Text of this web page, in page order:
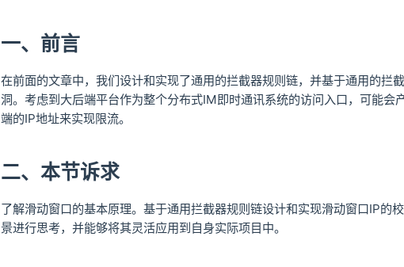
一、前言
在前面的文章中，我们设计和实现了通用的拦截器规则链，并基于通用的
洞。考虑到大后端平台作为整个分布式IM即时通讯系统的访问入口，可能
端的IP地址来实现限流。
二、本节诉求
了解滑动窗口的基本原理。基于通用拦截器规则链设计和实现滑动窗口IP
景进行思考，并能够将其灵活应用到自身实际项目中。